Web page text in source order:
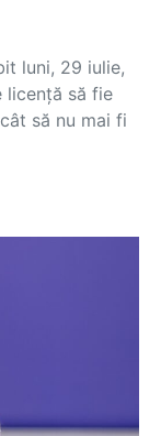
luni, 29 iulie,
licență să fie
să nu mai fi